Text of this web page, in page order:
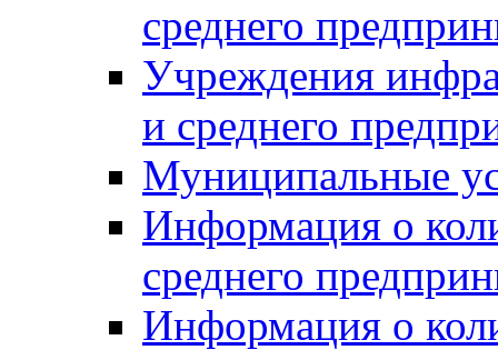
среднего
Учреждения
и среднего
Муниципальные
Информация о
среднего
Информация о